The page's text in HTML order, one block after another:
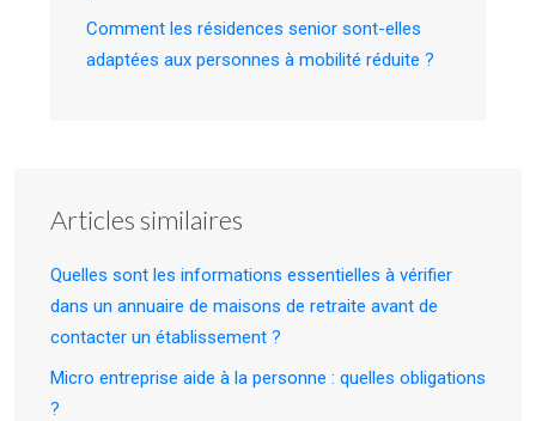
Comment les résidences senior sont-elles
adaptées aux personnes à mobilité réduite ?
Articles similaires
Quelles sont les informations essentielles à vérifier
dans un annuaire de maisons de retraite avant de
contacter un établissement ?
Micro entreprise aide à la personne : quelles obligations
?